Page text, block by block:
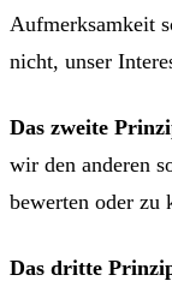
Aufmerksamkeit
nicht, unser
Das zweite
wir den anderen
bewerten oder zu
Das dritte